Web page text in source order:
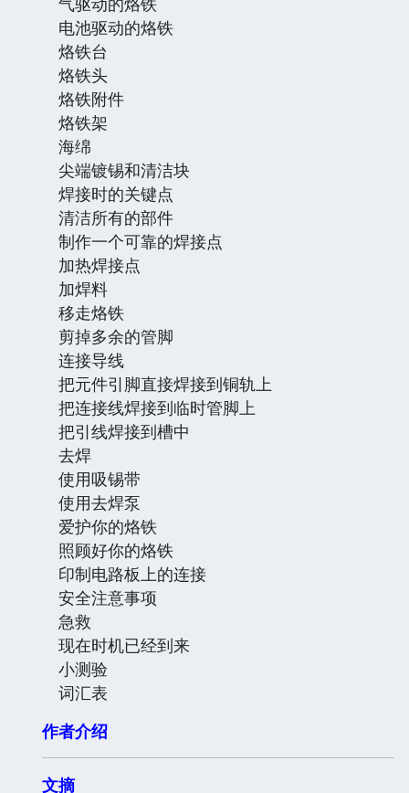
电池驱动的烙铁
烙铁台
烙铁头
烙铁附件
烙铁架
海绵
尖端镀锡和清洁块
焊接时的关键点
清洁所有的部件
制作一个可靠的焊接点
加热焊接点
加焊料
移走烙铁
剪掉多余的管脚
连接导线
把元件引脚直接焊接到铜轨上
把连接线焊接到临时管脚上
把引线焊接到槽中
去焊
使用吸锡带
使用去焊泵
爱护你的烙铁
照顾好你的烙铁
印制电路板上的连接
安全注意事项
急救
现在时机已经到来
小测验
词汇表
作者介绍
文摘